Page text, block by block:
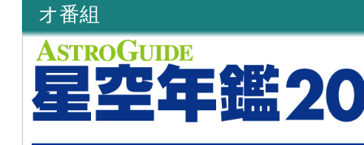
オ番組